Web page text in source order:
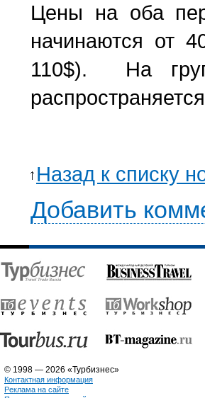
Цены на оба
начинаются от
110$). На
Назад к списку
Добавить
© 1998 — 2026 «Турбизнес»
Контактная информация
Реклама на сайте